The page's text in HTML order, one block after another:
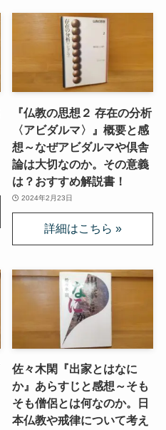
『仏教の思想２ 存在の分析
〈アビダルマ〉』概要と感
想～なぜアビダルマや倶舎
論は大切なのか。その意義
は？おすすめ解説書！
2024年2月23日
佐々木閑『出家とはなに
か』あらすじと感想～そも
そも僧侶とは何なのか。日
本仏教や戒律について考え